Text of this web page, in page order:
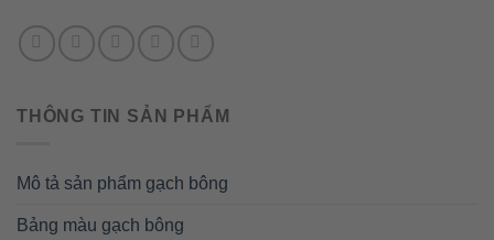
THÔNG TIN SẢN PHẨM
Mô tả sản phẩm gạch bông
Bảng màu gạch bông